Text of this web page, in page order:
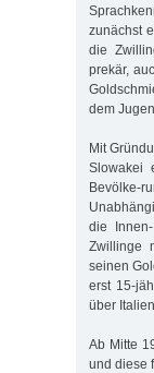
zunächst
die
prekär,
dem
Mit
Slowakei
Bevölke-
die
Zwillinge
seinen
erst 15-
über
Ab Mitte
und diese